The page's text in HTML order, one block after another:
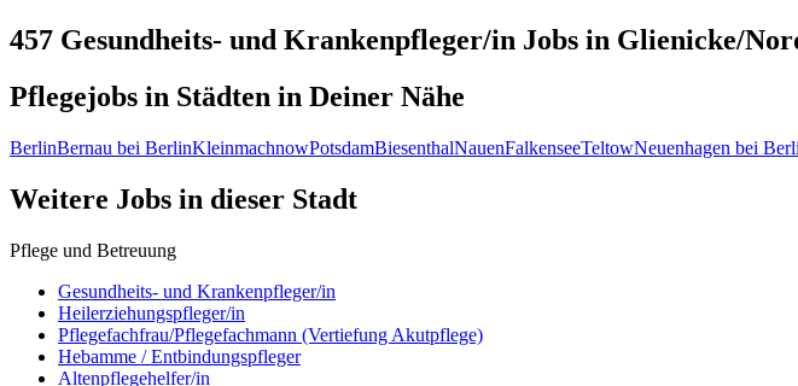
457 Gesundheits- und Krankenpfleger/in Jobs in Glienicke/
Pflegejobs in Städten in Deiner Nähe
BerlinBernau bei BerlinKleinmachnowPotsdamBiesenthalNauenFalkenseeTeltowNeuenhagen bei
Weitere Jobs in dieser Stadt
Pflege und Betreuung
Gesundheits- und Krankenpfleger/in
Heilerziehungspfleger/in
Pflegefachfrau/Pflegefachmann (Vertiefung Akutpflege)
Hebamme / Entbindungspfleger
Altenpflegehelfer/in